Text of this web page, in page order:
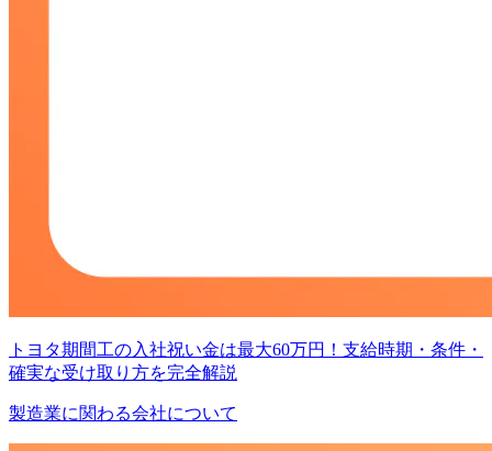
トヨタ期間工の入社祝い金は最大60万円！支給時期・条件・
確実な受け取り方を完全解説
製造業に関わる会社について